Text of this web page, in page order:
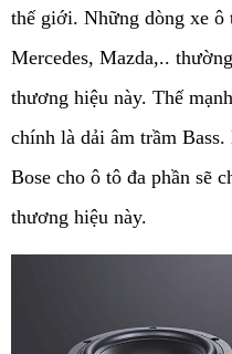
thế giới. Những dòng xe ô
Mercedes, Mazda,..
thương hiệu này. Thế
chính là dải âm trầm
Bose cho ô tô đa phần sẽ
thương hiệu này.